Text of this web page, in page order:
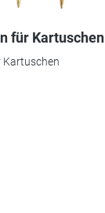
für Kartuschen